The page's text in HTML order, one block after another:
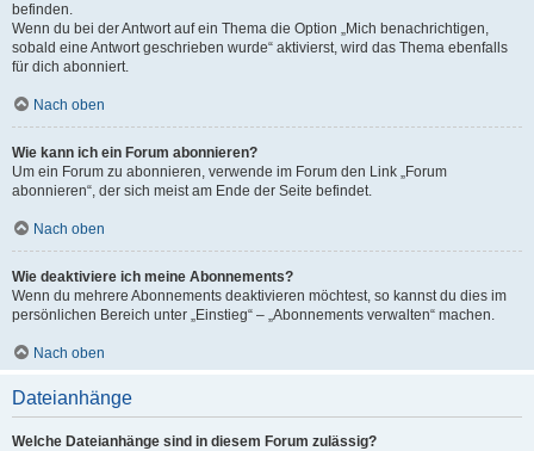
befinden.
Wenn du bei der Antwort auf ein Thema die Option „Mich benachrichtigen,
sobald eine Antwort geschrieben wurde“ aktivierst, wird das Thema ebenfalls
für dich abonniert.
Nach oben
Wie kann ich ein Forum abonnieren?
Um ein Forum zu abonnieren, verwende im Forum den Link „Forum
abonnieren“, der sich meist am Ende der Seite befindet.
Nach oben
Wie deaktiviere ich meine Abonnements?
Wenn du mehrere Abonnements deaktivieren möchtest, so kannst du dies im
persönlichen Bereich unter „Einstieg“ – „Abonnements verwalten“ machen.
Nach oben
Dateianhänge
Welche Dateianhänge sind in diesem Forum zulässig?